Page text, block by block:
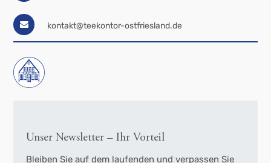
kontakt@teekontor-ostfriesland.de
Unser Newsletter – Ihr Vorteil
Bleiben Sie auf dem laufenden und verpassen Sie